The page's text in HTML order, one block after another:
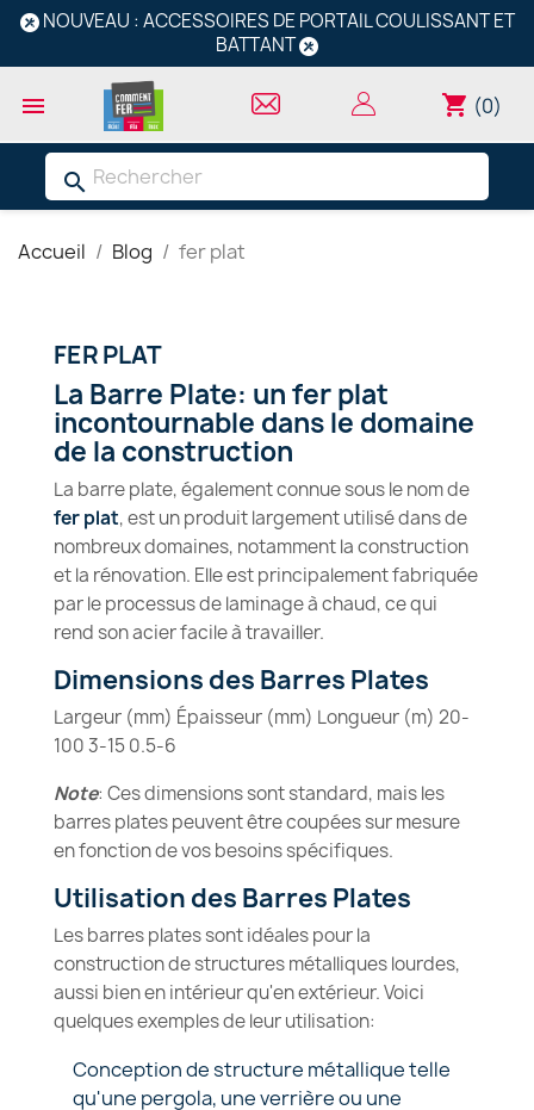
NOUVEAU : ACCESSOIRES DE PORTAIL COULISSANT ET
BATTANT
 shopping_cart (0)
search
Accueil Blog fer plat
FER PLAT
La Barre Plate: un fer plat
incontournable dans le domaine
de la construction
La barre plate, également connue sous le nom de
fer plat, est un produit largement utilisé dans de
nombreux domaines, notamment la construction
et la rénovation. Elle est principalement fabriquée
par le processus de laminage à chaud, ce qui
rend son acier facile à travailler.
Dimensions des Barres Plates
Largeur (mm) Épaisseur (mm) Longueur (m) 20-
100 3-15 0.5-6
Note: Ces dimensions sont standard, mais les
barres plates peuvent être coupées sur mesure
en fonction de vos besoins spécifiques.
Utilisation des Barres Plates
Les barres plates sont idéales pour la
construction de structures métalliques lourdes,
aussi bien en intérieur qu'en extérieur. Voici
quelques exemples de leur utilisation:
Conception de structure métallique telle
qu'une pergola, une verrière ou une